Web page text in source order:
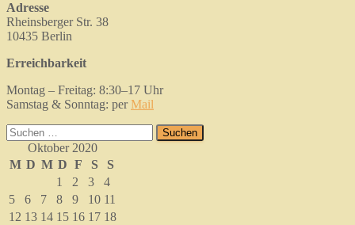
Adresse
Rheinsberger Str. 38
10435 Berlin
Erreichbarkeit
Montag – Freitag: 8:30–17 Uhr
Samstag & Sonntag: perMail
Suchen
nach:Oktober 2020
M D M D F S
S
1
2 3
4
5
6 7 8 9 10 11
12 13 14 15 16 17 18